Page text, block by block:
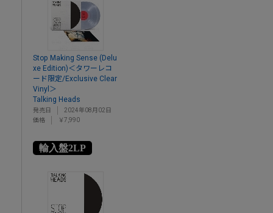
Stop Making Sense (Delu
xe Edition)＜タワーレコ
ード限定/Exclusive Clear
Vinyl＞
Talking Heads
発売日
2024年08月02日
価格
￥7,990
輸入盤2LP